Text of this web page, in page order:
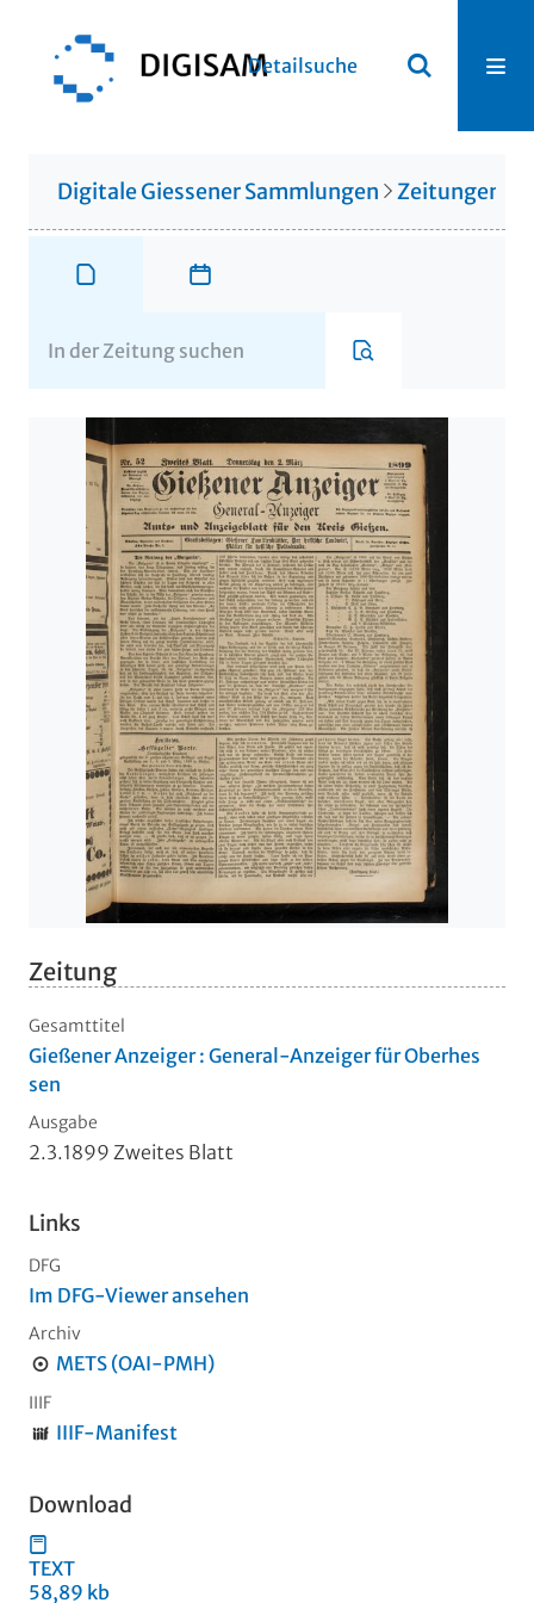
Detailsuche
Digitale Giessener Sammlungen Zeitungen
Zeitung
Gesamttitel
Gießener Anzeiger : General-Anzeiger für Oberhes
sen
Ausgabe
2.3.1899 Zweites Blatt
Links
DFG
Im DFG-Viewer ansehen
Archiv
METS (OAI-PMH)
IIIF
IIIF-Manifest
Download
TEXT
58,89 kb